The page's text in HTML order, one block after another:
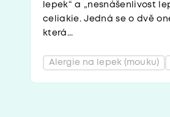
lepek“ a „nesnášenlivost
celiakie. Jedná se o dvě
která...
Alergie na lepek (mouku)